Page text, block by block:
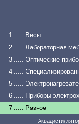
1 ..... Весы
2 ..... Лабораторная
3 ..... Оптические
4 .....
5 .....
6 ..... Приборы
7 ..... Разное